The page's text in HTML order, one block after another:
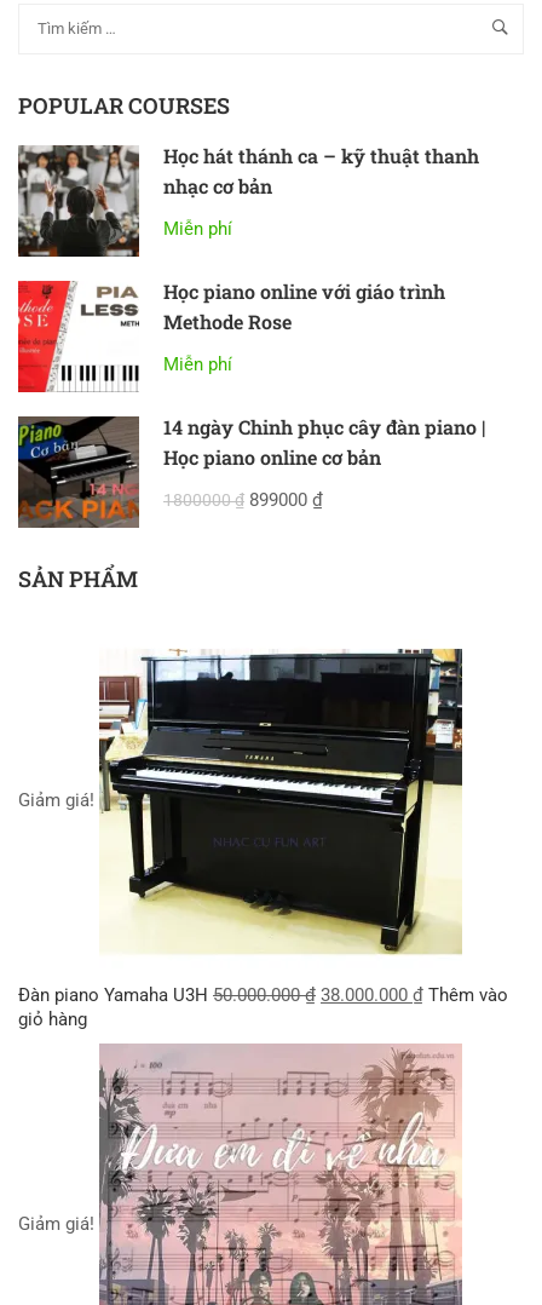
POPULAR COURSES
Học hát thánh ca – kỹ thuật thanh
nhạc cơ bản
Miễn phí
Học piano online với giáo trình
Methode Rose
Miễn phí
14 ngày Chinh phục cây đàn piano |
Học piano online cơ bản
1800000 ₫ 899000 ₫
SẢN PHẨM
Giảm giá!
Đàn piano Yamaha U3H 50.000.000₫ 38.000.000 ₫ Thêm vào
giỏ hàng
Giảm giá!